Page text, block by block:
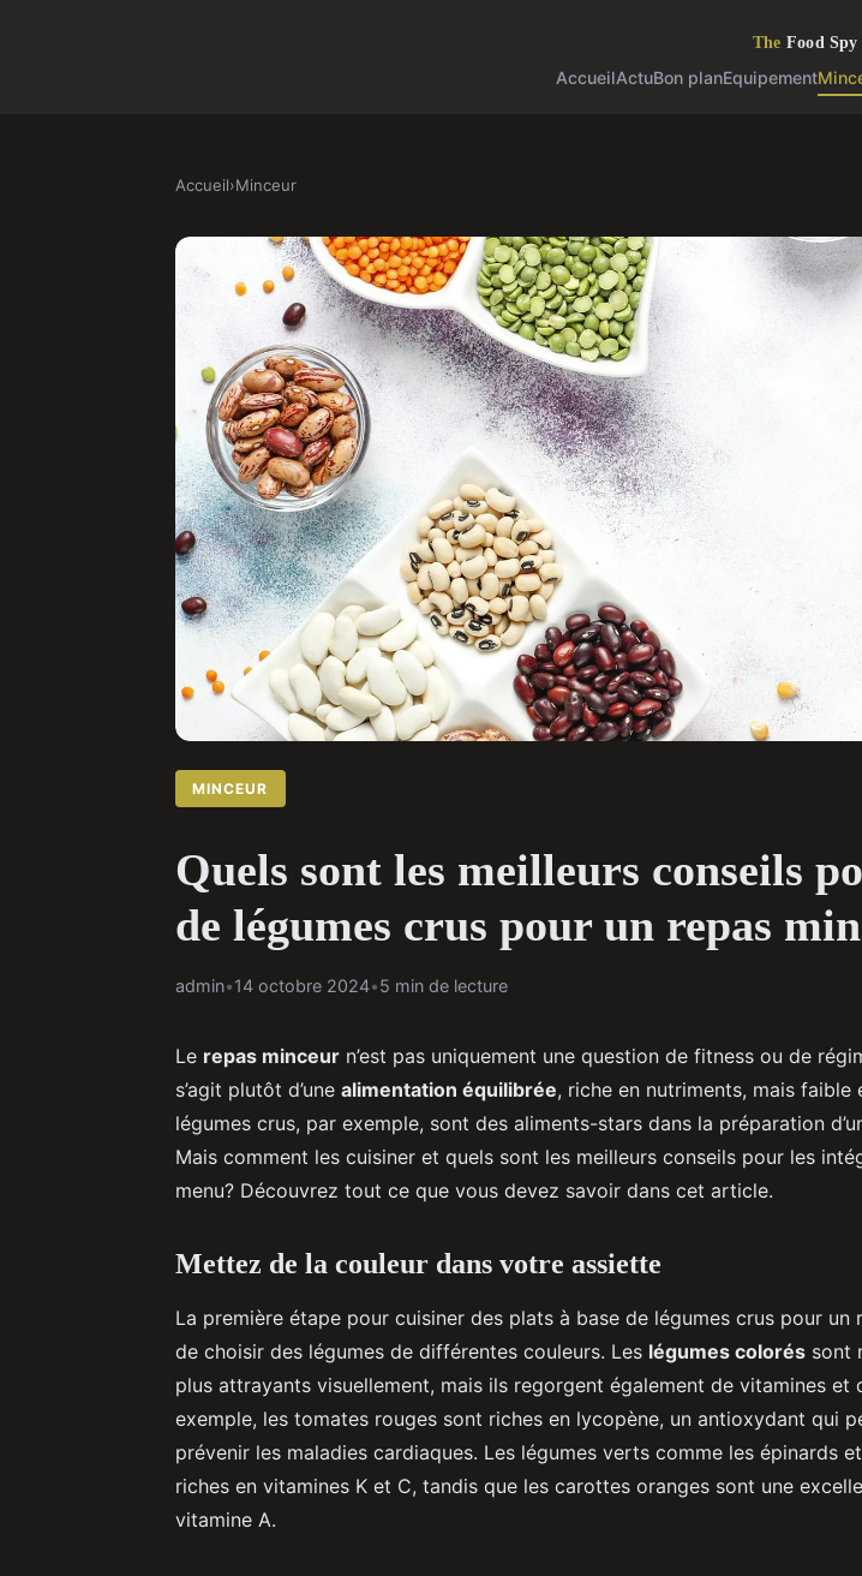
AccueilActuBon planEquipement
Accueil›Minceur
MINCEUR
Quels sont les meilleurs conseils
de légumes crus pour un repas
admin•14 octobre 2024•5 min de lecture
Le repas minceur n’est pas uniquement une question de fitness ou de
s’agit plutôt d’une alimentation équilibrée, riche en nutriments, mais faible
légumes crus, par exemple, sont des aliments-stars dans la préparation
Mais comment les cuisiner et quels sont les meilleurs conseils pour les
menu? Découvrez tout ce que vous devez savoir dans cet article.
Mettez de la couleur dans votre assiette
La première étape pour cuisiner des plats à base de légumes crus pour un
de choisir des légumes de différentes couleurs. Les légumes colorés sont
plus attrayants visuellement, mais ils regorgent également de vitamines et
exemple, les tomates rouges sont riches en lycopène, un antioxydant qui
prévenir les maladies cardiaques. Les légumes verts comme les épinards
riches en vitamines K et C, tandis que les carottes oranges sont une
vitamine A.